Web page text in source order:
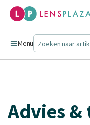
Menu
Advies &